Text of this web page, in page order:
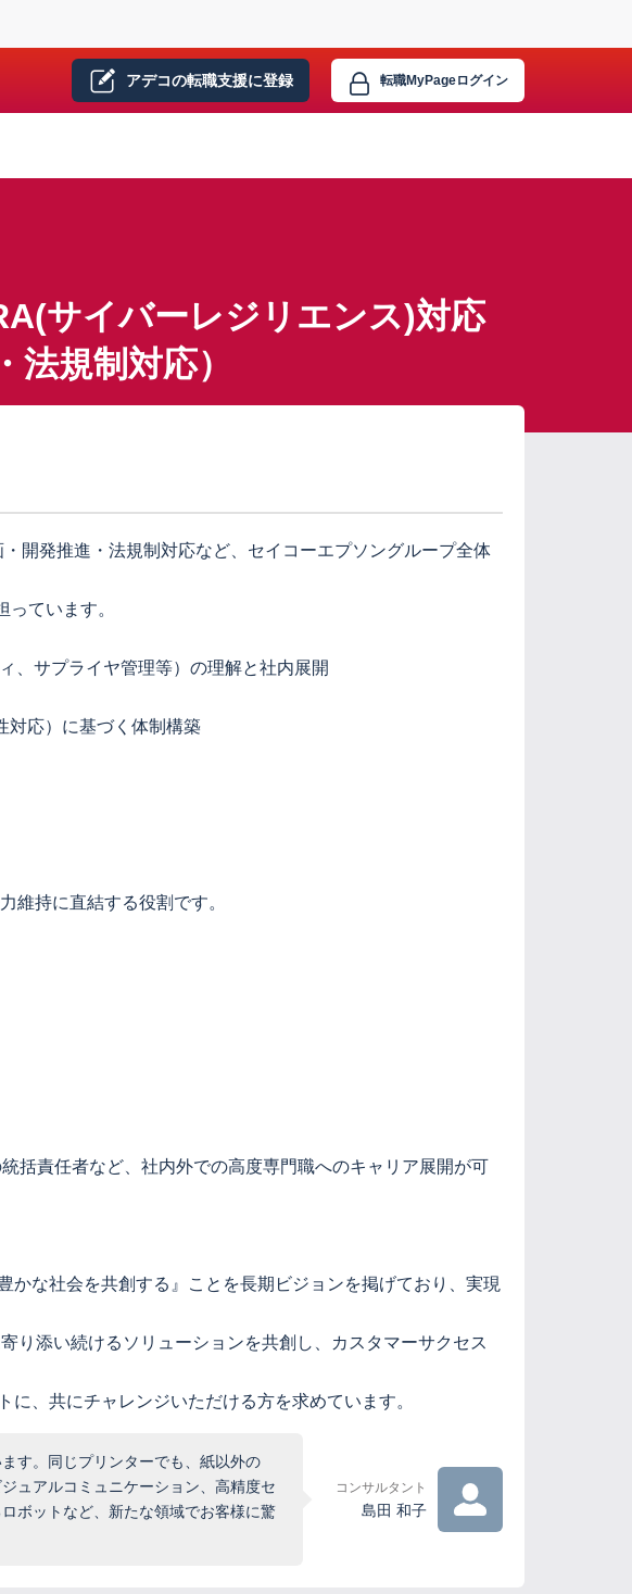
アデコの転職支援に登録 転職MyPageログイン
サイバーレジリエンス)対応
規制対応）
開発推進・法規制対応など、セイコーエプソングループ全体
ています。
、サプライヤ管理等）の理解と社内展開
対応）に基づく体制構築
維持に直結する役割です。
括責任者など、社内外での高度専門職へのキャリア展開が可
かな社会を共創する』ことを長期ビジョンを掲げており、実現
り添い続けるソリューションを共創し、カスタマーサクセス
、共にチャレンジいただける方を求めています。
す。同じプリンターでも、紙以外の
ュアルコミュニケーション、高精度セ
ボットなど、新たな領域でお客様に驚
コンサルタント
島田 和子